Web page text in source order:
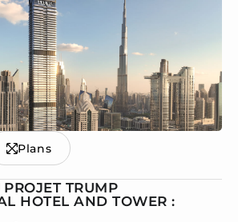
Plans
TRUMP
HOTEL AND TOWER :